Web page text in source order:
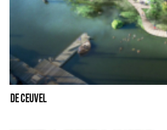
DE CEUVEL